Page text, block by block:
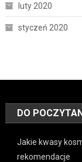
luty 2020
styczeń 2020
DO
Jakie kwasy
rekomendacje